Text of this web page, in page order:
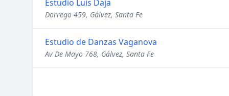
Estudio Luis Daja
Dorrego 459, Gálvez, Santa Fe
Estudio de Danzas Vaganova
Av De Mayo 768, Gálvez, Santa Fe